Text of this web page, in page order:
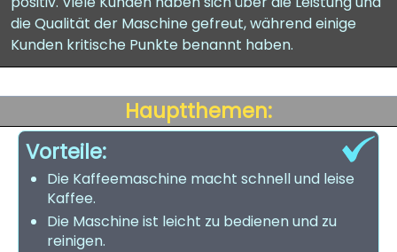
die Qualität der Maschine gefreut, während einige
Kunden kritische Punkte benannt haben.
Hauptthemen:
Vorteile:
Die Kaffeemaschine macht schnell und leise
Kaffee.
Die Maschine ist leicht zu bedienen und zu
reinigen.